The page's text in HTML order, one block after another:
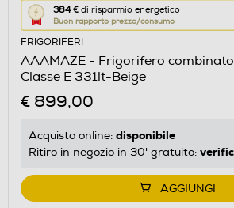
384 € di risparmio energetico
Buon rapporto prezzo/consumo
Questa
azione
aprirà
il
Calcolatore
di
energetico
di
Youreko.
FRIGORIFERI
AAAMAZE - Frigorifero
Classe E 331lt-Beige
€ 899,00
Acquisto online: disponibile
Ritiro in negozio in 30' gratuito:
AGGIUNGI